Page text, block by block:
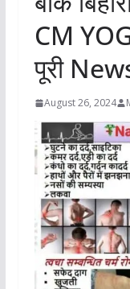
CM
पूरी
August 26, 2024